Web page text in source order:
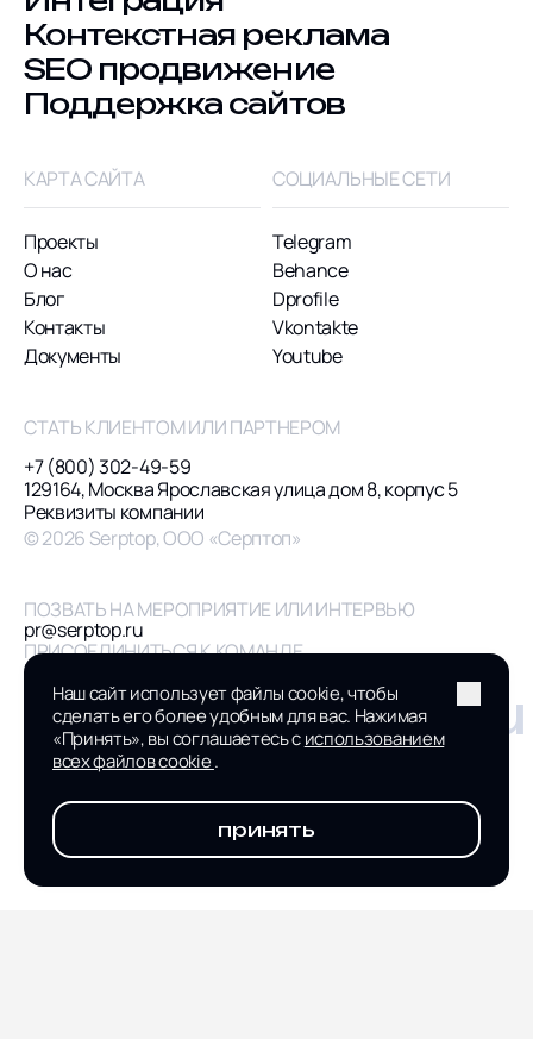
Контекстная реклама
SEO продвижение
Поддержка сайтов
КАРТА САЙТА
Проекты
О нас
Блог
Контакты
Документы
СОЦИАЛЬНЫЕ СЕТИ
Telegram
Behance
Dprofile
Vkontakte
Youtube
СТАТЬ КЛИЕНТОМ ИЛИ ПАРТНЕРОМ
+7 (800) 302-49-59
129164, Москва Ярославская улица дом 8, корпус 5
Реквизиты компании
© 2026 Serptop, ООО «Серптоп»
ПОЗВАТЬ НА МЕРОПРИЯТИЕ ИЛИ ИНТЕРВЬЮ
pr@serptop.ru
ПРИСОЕДИНИТЬСЯ К КОМАНДЕ
hr@serptop.ru
hello@serptop.ru
Наш сайт использует файлы cookie, чтобы
сделать его более удобным для вас. Нажимая
«Принять», вы соглашаетесь сиспользованием
всех файлов cookie.
принять